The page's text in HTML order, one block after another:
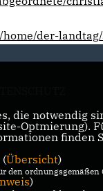
der-
die notwendig
finden
(Übersicht)
den ordnungsgemäßen
)